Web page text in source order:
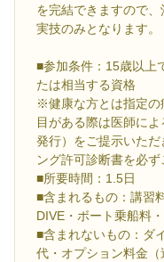
を完結できますので
実技のみとなります。
■参加条件：15歳以上
たは相当する資格
※健康な方とは指定の
目がある際は医師に
発行）をご提示いた
ング許可診断書を必ず
■所要時間：1.5日
■含まれるもの：講習
DIVE・ボート乗船料
■含まれないもの：ダ
代・オプション料金